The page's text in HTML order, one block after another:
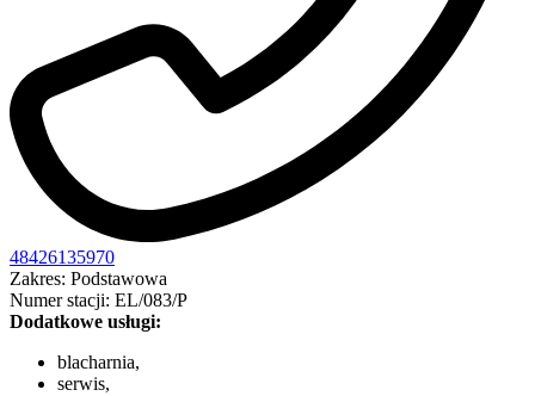
48426135970
Zakres: Podstawowa
Numer stacji: EL/083/P
Dodatkowe usługi:
blacharnia,
serwis,